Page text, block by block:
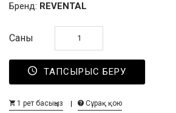
Бренд: REVENTAL
Саны
ТАПСЫРЫС БЕРУ
1 рет басыңыз Сұрақ қою